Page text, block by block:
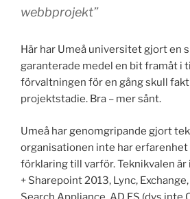
webbprojekt”
Här har Umeå universitet gjort en
garanterade medel en bit framåt i
förvaltningen för en gång skull
projektstadie. Bra – mer sånt.
Umeå har genomgripande gjort
organisationen inte har erfarenhet
förklaring till varför. Teknikvalen är
+ Sharepoint 2013, Lync,